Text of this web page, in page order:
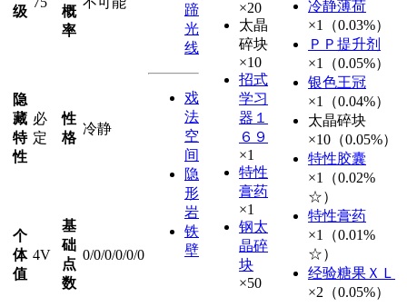
蹄
光
线
戏
法
空
间
隐
形
岩
铁
壁
×20
太晶
碎块
×10
招式
学习
器１
６９
×1
特性
膏药
×1
钢太
晶碎
块
×50
冷静薄荷
×1（0.03%）
ＰＰ提升剂
×1（0.05%）
银色王冠
×1（0.04%）
太晶碎块
×10（0.05%）
特性胶囊
×1（0.02%
☆）
特性膏药
×1（0.01%
☆）
经验糖果ＸＬ
×2（0.05%）
级
概
率
隐
藏
特
性
必
定
性
格
冷静
个
体
值
4V
基
础
点
数
0/0/0/0/0/0